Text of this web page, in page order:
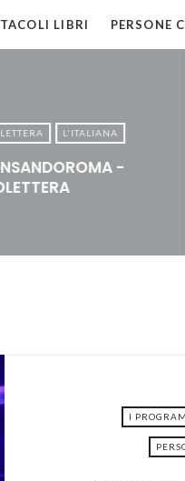
LIBRI PERSONE
L'ITALIANA
-
I